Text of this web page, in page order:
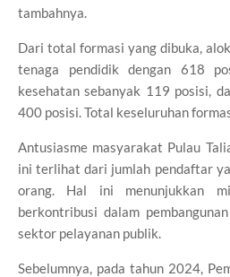
tambahnya.
Dari total formasi yang dibuka,
tenaga pendidik dengan 618
kesehatan sebanyak 119 posisi,
400 posisi. Total keseluruhan
Antusiasme masyarakat Pulau
ini terlihat dari jumlah pendaftar
orang. Hal ini menunjukkan
berkontribusi dalam
sektor pelayanan publik.
Sebelumnya, pada tahun 2024,